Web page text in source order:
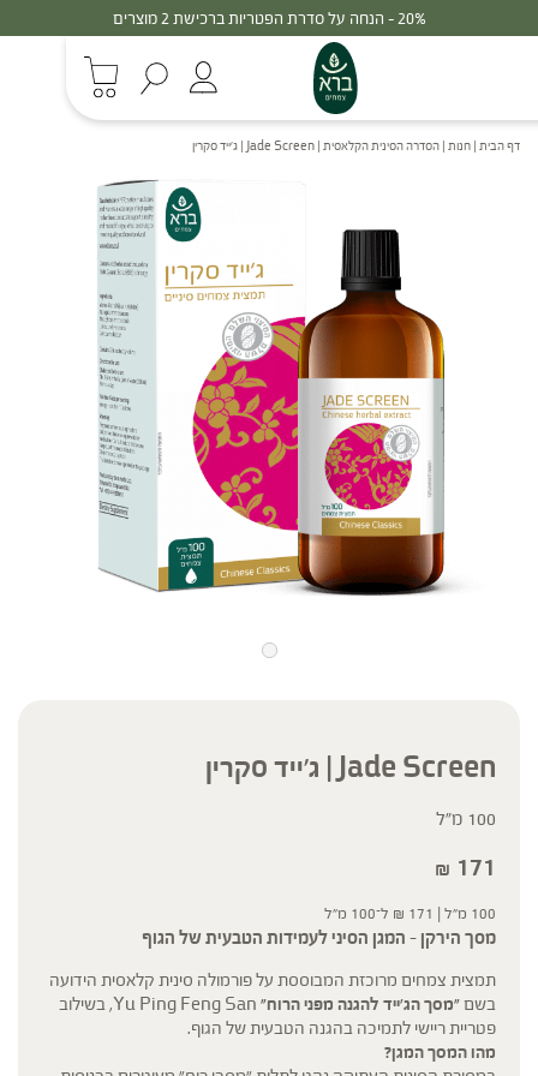
30% - הנחה על סדרת הפטריות ברכישת 3 מוצרים
דף הבית | חנות | הסדרה הסינית הקלאסית | Jade Screen | ג'ייד סקרין
Jade Screen | ג'ייד סקרין
100 מ"ל
₪ 171
100 מ"ל | ₪ 171 ל־100 מ"ל
מסך הירקן – המגן הסיני לעמידות הטבעית של הגוף
תמצית צמחים מרוכזת המבוססת על פורמולה סינית קלאסית הידועה
בשם"מסך הג'ייד להגנה מפני הרוח"
Yu Ping Feng San, בשילוב
פטריית ריישי לתמיכה בהגנה הטבעית של הגוף.
מהו המסך המגן?